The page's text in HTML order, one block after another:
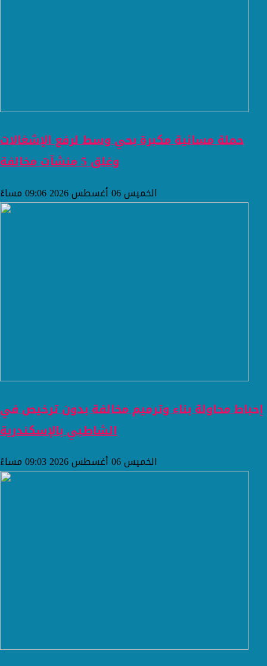
حملة مسائية مكبرة بحي وسط لرفع الإشغالات
وغلق 5 منشآت مخالفة
الخميس 06 أغسطس 2026 09:06 مساءً
إحباط محاولة بناء وترميم مخالفة بدون ترخيص في
الشاطبي بالإسكندرية
الخميس 06 أغسطس 2026 09:03 مساءً